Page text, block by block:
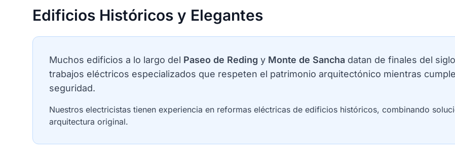
Edificios Históricos y Elegantes
Muchos edificios a lo largo del Paseo de Reding y Monte de Sancha datan de finales del
trabajos eléctricos especializados que respeten el patrimonio arquitectónico mientras
seguridad.
Nuestros electricistas tienen experiencia en reformas eléctricas de edificios históricos, combinando
arquitectura original.